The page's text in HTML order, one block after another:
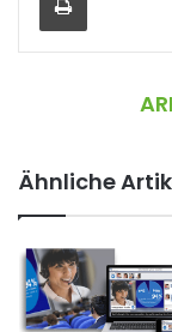
Ähnliche